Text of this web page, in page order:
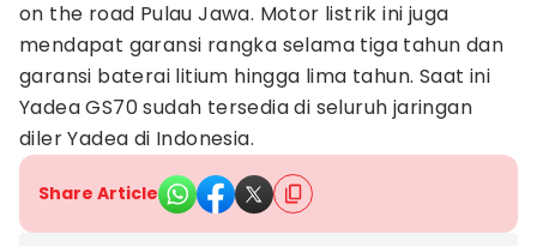
on the road Pulau Jawa. Motor listrik ini juga
mendapat garansi rangka selama tiga tahun dan
garansi baterai litium hingga lima tahun. Saat ini
Yadea GS70 sudah tersedia di seluruh jaringan
diler Yadea di Indonesia.
Share Article